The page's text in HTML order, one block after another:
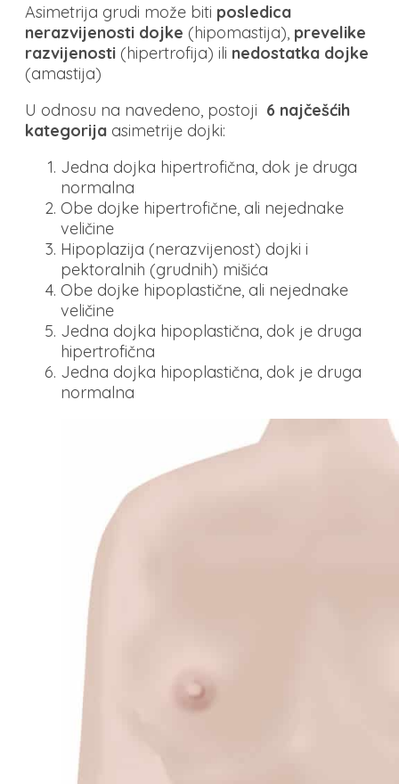
Asimetrija grudi može biti posledica
nerazvijenosti dojke (hipomastija), prevelike
razvijenosti (hipertrofija) ili nedostatka dojke
(amastija)
U odnosu na navedeno, postoji 6 najčešćih
kategorija asimetrije dojki:
Jedna dojka hipertrofična, dok je druga
normalna
Obe dojke hipertrofične, ali nejednake
veličine
Hipoplazija (nerazvijenost) dojki i
pektoralnih (grudnih) mišića
Obe dojke hipoplastične, ali nejednake
veličine
Jedna dojka hipoplastična, dok je druga
hipertrofična
Jedna dojka hipoplastična, dok je druga
normalna